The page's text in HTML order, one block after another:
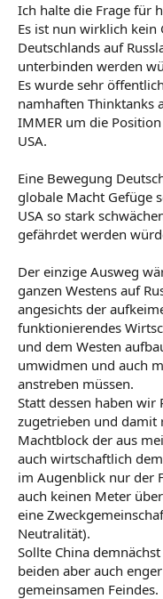
Ich halte die Frage für
Es ist nun wirklich kein
Deutschlands auf
unterbinden werden
Es wurde sehr
namhaften Thinktanks
IMMER um die
USA.
Eine Bewegung
globale Macht Gefüge
USA so stark
gefährdet werden
Der einzige Ausweg
ganzen Westens auf
angesichts der
funktionierendes
und dem Westen
umwidmen und auch
anstreben müssen.
Statt dessen haben wir
zugetrieben und damit
Machtblock der aus
auch wirtschaftlich
im Augenblick nur der
auch keinen Meter
eine
Neutralität).
Sollte China
beiden aber auch
gemeinsamen Feindes.